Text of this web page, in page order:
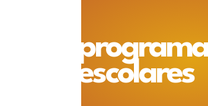
escolares